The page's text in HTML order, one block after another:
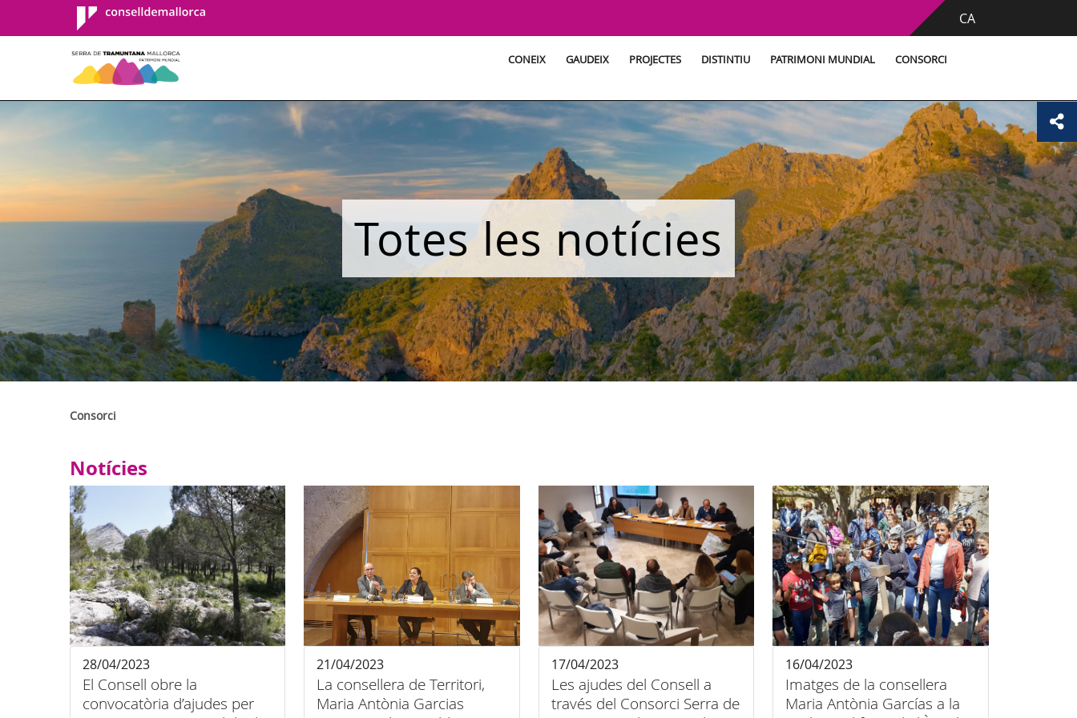
Consell de
Mallorca
CA
CONEIX GAUDEIX PROJECTES DISTINTIU PATRIMONI MUNDIAL CONSORCI
Totes les notícies
Consorci
Notícies
El Consell obre la
convocatòria d’ajudes per
28/04/2023
La consellera de Territori,
Maria Antònia Garcias
21/04/2023
Les ajudes del Consell a
través del Consorci Serra de
17/04/2023
Imatges de la consellera
Maria Antònia Garcías a la
16/04/2023